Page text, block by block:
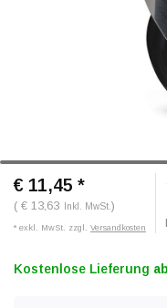
€ 11,45 *
( € 13,63 Inkl. MwSt. )
* exkl. MwSt. zzgl. Versandkosten
Kostenlose Lieferung